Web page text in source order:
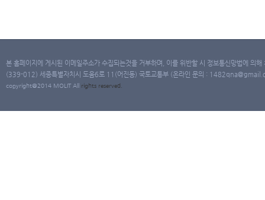
본 홈페이지에 게시된 이메일주소가 수집되는것을 거부하며, 이를 위반할 시 정보통신망법에 의
(339-012) 세종특별자치시 도움6로 11(어진동) 국토교통부 (온라인 문의 :
copyright@2014 MOLIT All rights reserved.